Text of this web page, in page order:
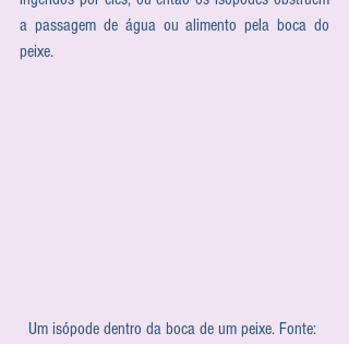
a passagem de água ou alimento pela boca do
peixe.
Um isópode dentro da boca de um peixe. Fonte: